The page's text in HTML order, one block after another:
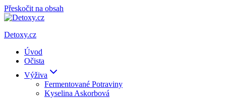
Přeskočit na obsah
Detoxy.cz
Úvod
Očista
Výživa
Fermentované Potraviny
Kyselina Askorbová